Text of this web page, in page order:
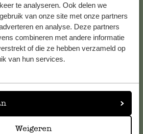
te analyseren. Ook delen we
van onze site met onze partners
en analyse. Deze partners
combineren met andere informatie
of die ze hebben verzameld op
van hun services.
Weigeren
kamille.com